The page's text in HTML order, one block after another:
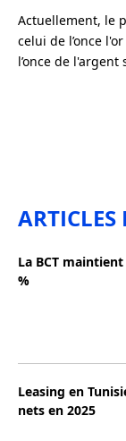
Actuellement, le
celui de l’once
l’once de
La BCT
%
Leasing en
nets en 2025